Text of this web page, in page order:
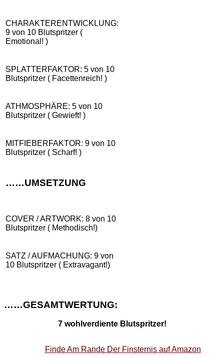
CHARAKTERENTWICKLUNG:
9 von 10 Blutspritzer (
Emotional! )
SPLATTERFAKTOR: 5 von 10
Blutspritzer ( Facettenreich! )
ATHMOSPHÄRE: 5 von 10
Blutspritzer ( Gewieft! )
MITFIEBERFAKTOR: 9 von 10
Blutspritzer ( Scharf! )
……UMSETZUNG
COVER / ARTWORK: 8 von 10
Blutspritzer ( Methodisch!)
SATZ / AUFMACHUNG: 9 von
10 Blutspritzer ( Extravagant!)
……GESAMTWERTUNG:
7 wohlverdiente Blutspritzer!
Finde Am Rande Der Finsternis auf Amazon